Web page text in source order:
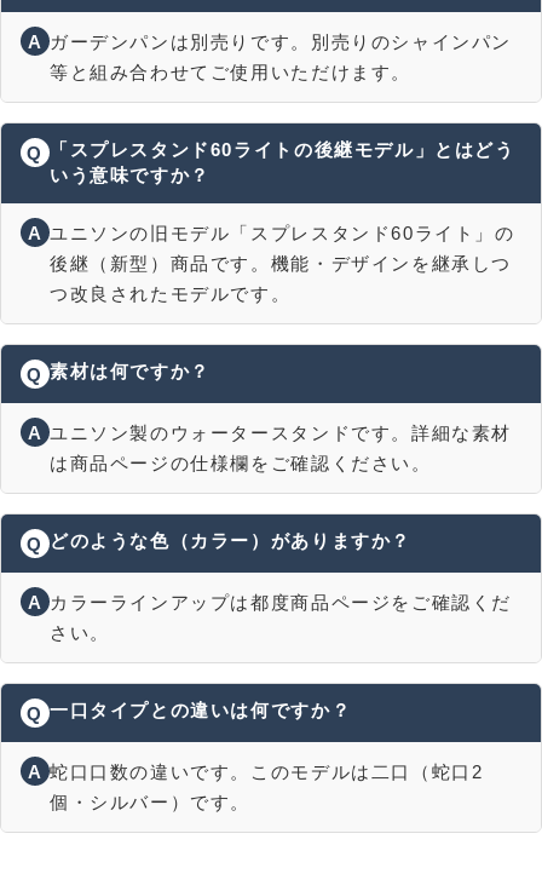
A ガーデンパンは別売りです。別売りのシャインパン
等と組み合わせてご使用いただけます。
Q
「スプレスタンド60ライトの後継モデル」とはどう
いう意味ですか？
A ユニソンの旧モデル「スプレスタンド60ライト」の
後継（新型）商品です。機能・デザインを継承しつ
つ改良されたモデルです。
Q 素材は何ですか？
A ユニソン製のウォータースタンドです。詳細な素材
は商品ページの仕様欄をご確認ください。
Q どのような色（カラー）がありますか？
A カラーラインアップは都度商品ページをご確認くだ
さい。
Q 一口タイプとの違いは何ですか？
A 蛇口口数の違いです。このモデルは二口（蛇口2
個・シルバー）です。